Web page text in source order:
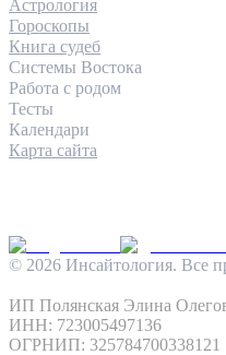
Астрология
Гороскопы
Книга судеб
Системы Востока
Работа с родом
Тесты
Календари
Карта сайта
© 2026 Инсайтология. Все
ИП Полянская Элина
ИНН: 723005497136
ОГРНИП: 325784700338121